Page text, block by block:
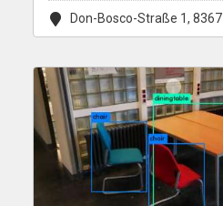
Don-Bosco-Straße 1,